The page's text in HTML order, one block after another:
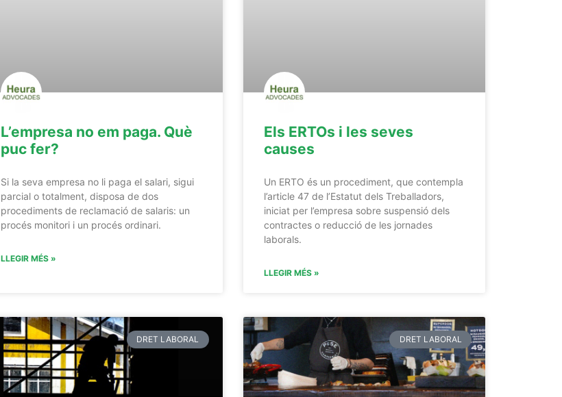
L’empresa no em paga. Què
puc fer?
Si la seva empresa no li paga el salari, sigui
parcial o totalment, disposa de dos
procediments de reclamació de salaris: un
procés monitori i un procés ordinari.
LLEGIR MÉS »
Els ERTOs i les seves
causes
Un ERTO és un procediment, que contempla
l’article 47 de l’Estatut dels Treballadors,
iniciat per l’empresa sobre suspensió dels
contractes o reducció de les jornades
laborals.
LLEGIR MÉS »
DRET LABORAL DRET LABORAL